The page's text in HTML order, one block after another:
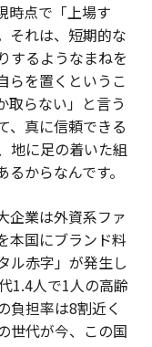
時点で「上場す
それは、短期的な
するようなまねを
らを置くというこ
取らない」と言う
、真に信頼できる
地に足の着いた組
からなんです。
企業は外資系ファ
本国にブランド料
ル赤字」が発生し
1.4人で1人の高齢
負担率は8割近く
世代が今、この国